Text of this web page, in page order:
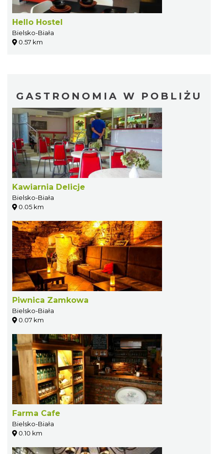
Hello Hostel
Bielsko-Biała
0.57 km
GASTRONOMIA W POBLIŻU
Kawiarnia Delicje
Bielsko-Biała
0.05 km
Piwnica Zamkowa
Bielsko-Biała
0.07 km
Farma Cafe
Bielsko-Biała
0.10 km